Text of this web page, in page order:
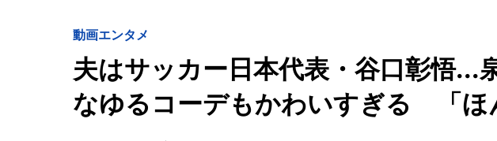
動画エンタメ
夫はサッカー日本代表・谷口彰悟...
なゆるコーデもかわいすぎる 「ほ